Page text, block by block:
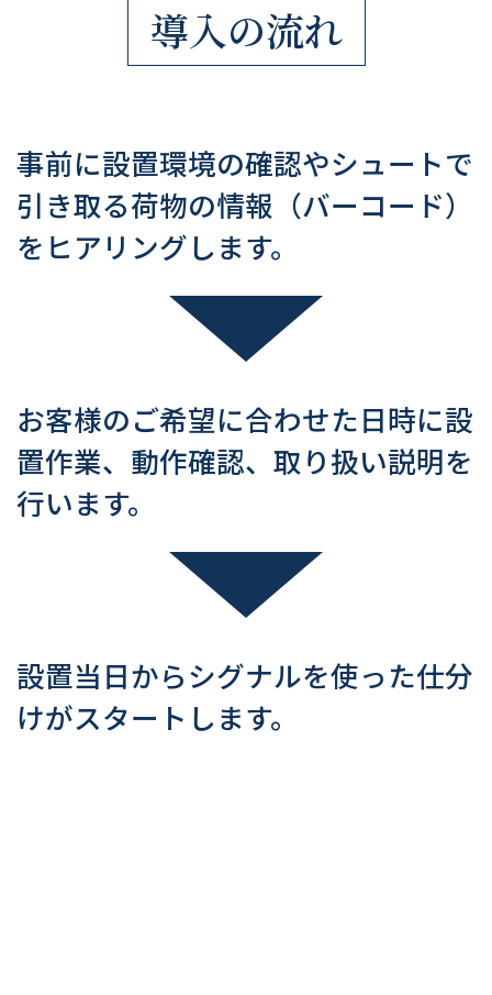
導入の流れ
事前に設置環境の確認やシュートで
引き取る荷物の情報（バーコード）
をヒアリングします。
お客様のご希望に合わせた日時に設
置作業、動作確認、取り扱い説明を
行います。
設置当日からシグナルを使った仕分
けがスタートします。